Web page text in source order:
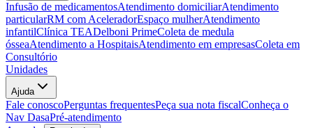
Infusão de medicamentosAtendimento domiciliarAtendimento
particularRM com AceleradorEspaço mulherAtendimento
infantilClínica TEADelboni PrimeColeta de medula
ósseaAtendimento a HospitaisAtendimento em empresasColeta em
Consultório
Unidades
Ajuda
Fale conoscoPerguntas frequentesPeça sua nota fiscalConheça o
Nav DasaPré-atendimento